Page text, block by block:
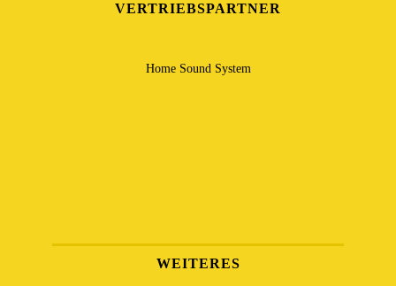
VERTRIEBSPARTNER
Home Sound System
WEITERES